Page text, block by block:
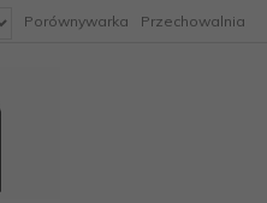
Porównywarka Przechowalnia